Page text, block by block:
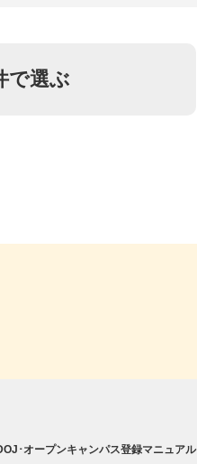
で選ぶ
･オープンキャンパス登録マニュアル